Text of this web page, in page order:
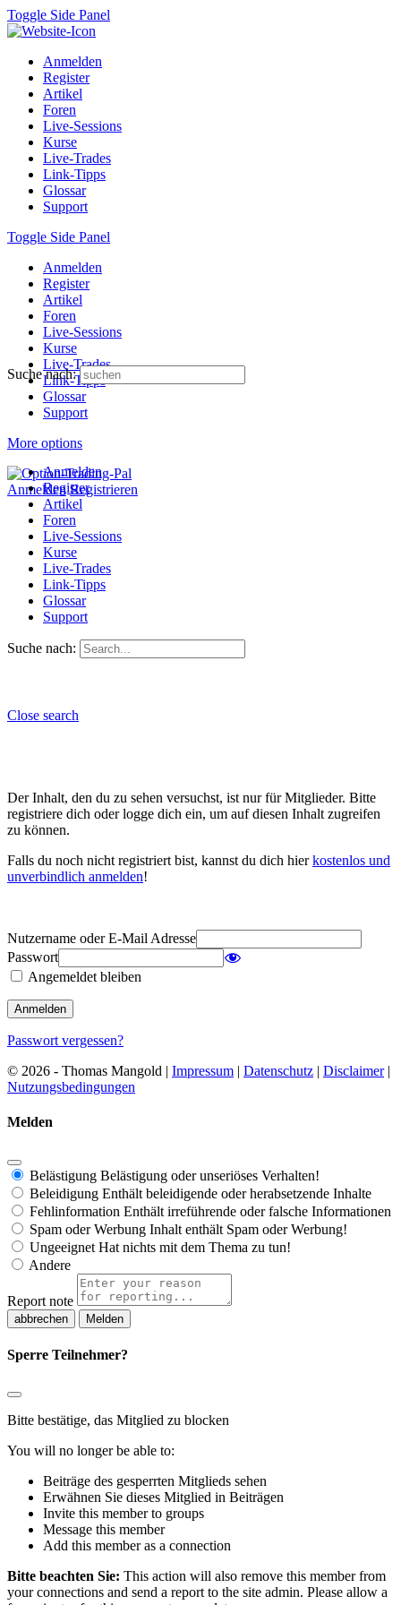
Toggle Side Panel
Anmelden
Register
Artikel
Foren
Live-Sessions
Kurse
Live-Trades
Link-Tipps
Glossar
Support
Toggle Side Panel
Anmelden
Register
Artikel
Foren
Live-Sessions
Kurse
Live-Trades
Link-Tipps
Glossar
Support
More options
Anmelden Registrieren
Suche nach:
Anmelden
Register
Artikel
Foren
Live-Sessions
Kurse
Live-Trades
Link-Tipps
Glossar
Support
Suche nach:
Close search
Der Inhalt, den du zu sehen versuchst, ist nur für Mitglieder. Bitte
registriere dich oder logge dich ein, um auf diesen Inhalt zugreifen
zu können.
Falls du noch nicht registriert bist, kannst du dich hierkostenlos und
unverbindlich anmelden!
Nutzername oder E-Mail Adresse
Passwort
Angemeldet bleiben
Passwort vergessen?
© 2026 - Thomas Mangold | Impressum | Datenschutz | Disclaimer|
Nutzungsbedingungen
Melden
Belästigung Belästigung oder unseriöses Verhalten!
Beleidigung Enthält beleidigende oder herabsetzende Inhalte
Fehlinformation Enthält irreführende oder falsche Informationen
Spam oder Werbung Inhalt enthält Spam oder Werbung!
Ungeeignet Hat nichts mit dem Thema zu tun!
Andere
Report note
Melden
Sperre Teilnehmer?
Bitte bestätige, das Mitglied zu blocken
You will no longer be able to:
Beiträge des gesperrten Mitglieds sehen
Erwähnen Sie dieses Mitglied in Beiträgen
Invite this member to groups
Message this member
Add this member as a connection
Bitte beachten Sie: This action will also remove this member from
your connections and send a report to the site admin. Please allow a